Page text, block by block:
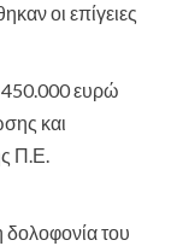
οι επίγειες
ευρώ
και
Π.Ε.
δολοφονία του